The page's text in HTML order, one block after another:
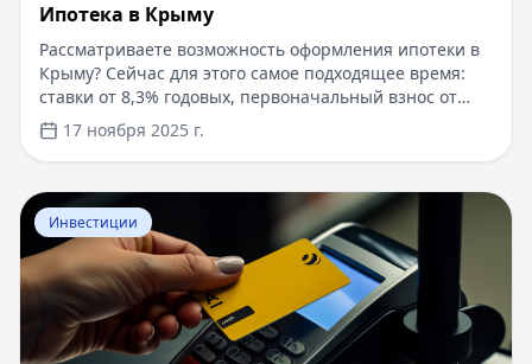
Ипотека в Крыму
Рассматриваете возможность оформления ипотеки в
Крыму? Сейчас для этого самое подходящее время:
ставки от 8,3% годовых, первоначальный взнос от
15%, срок рассмотрения заявки — от 1 дня. Доступны
программы господдержки с пониженной ставкой от
6%. Одобрение без подтверждения дохода справкой
2-НДФЛ, достаточно выписки по счету. Срок
кредитования — до 30 лет.
17 ноября 2025 г.
Перейти к статье: ​Как оформить кредитную карту
Инвестиции